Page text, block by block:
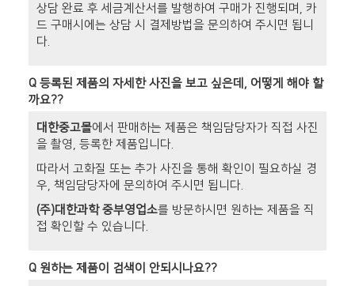
상담 완료 후 세금계산서를 발행하여 구매가 진행되며, 카
드 구매시에는 상담 시 결제방법을 문의하여 주시면 됩니
다.
Q등록된 제품의 자세한 사진을 보고 싶은데, 어떻게 해야 할
까요??
대한중고몰에서 판매하는 제품은 책임담당자가 직접 사진
을 촬영, 등록한 제품입니다.
따라서 고화질 또는 추가 사진을 통해 확인이 필요하실 경
우, 책임담당자에 문의하여 주시면 됩니다.
(주)대한과학 중부영업소를 방문하시면 원하는 제품을 직
접 확인할 수 있습니다.
Q원하는 제품이 검색이 안되시나요??